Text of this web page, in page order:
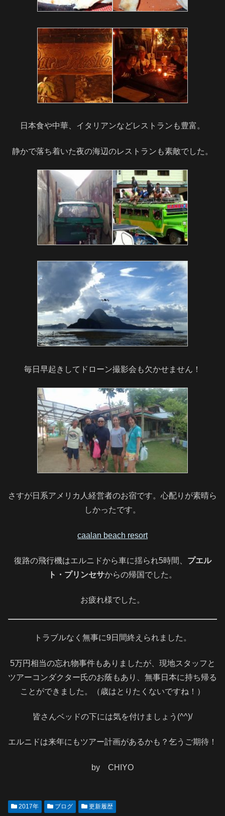
日本食や中華、イタリアンなどレストランも豊富。
静かで落ち着いた夜の海辺のレストランも素敵でした。
毎日早起きしてドローン撮影会も欠かせません！
さすが日系アメリカ人経営者のお宿です。心配りが素晴ら
しかったです。
caalan beach resort
復路の飛行機はエルニドから車に揺られ5時間、 プエル
ト・プリンセサからの帰国でした。
お疲れ様でした。
トラブルなく無事に9日間終えられました。
5万円相当の忘れ物事件もありましたが、現地スタッフと
ツアーコンダクター氏のお蔭もあり、無事日本に持ち帰る
ことができました。（歳はとりたくないですね！）
皆さんベッドの下には気を付けましょう(^^)/
エルニドは来年にもツアー計画があるかも？乞うご期待！
by CHIYO
2017年 ブログ 更新履歴